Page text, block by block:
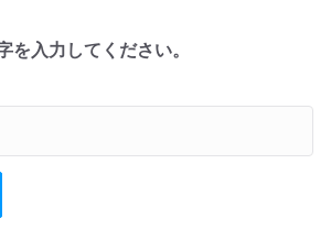
を入力してください。